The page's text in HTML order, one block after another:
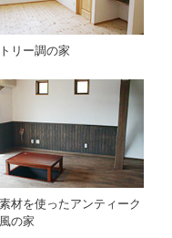
リー調の家
材を使ったアンティーク
の家